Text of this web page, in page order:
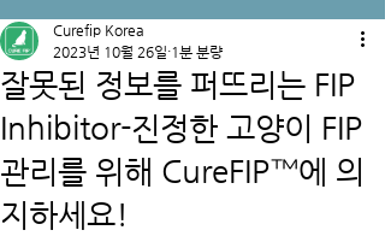
잘못된 정보를 퍼뜨리는 FIP
Inhibitor-진정한 고양이 FIP
관리를 위해 CureFIP™에 의
지하세요!
Curefip Korea
2023년 10월 26일 1분 분량